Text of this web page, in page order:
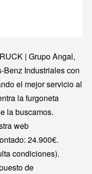
| Grupo Angal,
Industriales con
el mejor servicio al
la furgoneta
la buscamos.
web
24.900€.
condiciones).
de